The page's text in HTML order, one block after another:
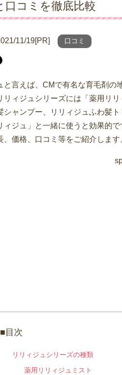
口コミを徹底比較
11/19[PR] 口コミ
と言えば、CMで有名な育毛剤の
リィジュシリーズには「薬用リ
シャンプー、リリィジュふわ髪ト
ィジュ」と一緒に使うと効果的で
、価格、口コミ等をご紹介します
■目次
リリィジュシリーズの種類
薬用リリィジュミスト